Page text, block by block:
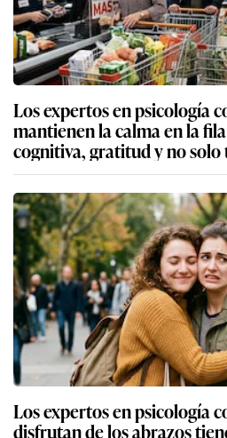
Los expertos en psicología
mantienen la calma en la
cognitiva, gratitud y no
Los expertos en psicología
disfrutan de los abrazos